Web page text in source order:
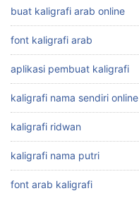
buat kaligrafi arab online
font kaligrafi arab
aplikasi pembuat kaligrafi
kaligrafi nama sendiri online
kaligrafi ridwan
kaligrafi nama putri
font arab kaligrafi